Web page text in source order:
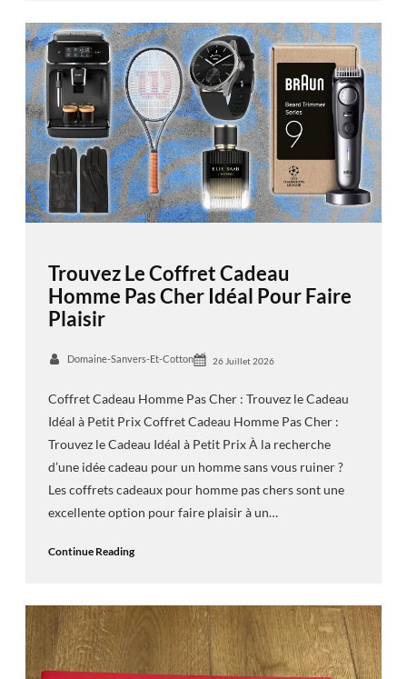
Trouvez Le Coffret Cadeau
Homme Pas Cher Idéal Pour Faire
Plaisir
Domaine-Sanvers-Et-Cotton 26 Juillet 2026
Coffret Cadeau Homme Pas Cher : Trouvez le Cadeau
Idéal à Petit Prix Coffret Cadeau Homme Pas Cher :
Trouvez le Cadeau Idéal à Petit Prix À la recherche
d’une idée cadeau pour un homme sans vous ruiner ?
Les coffrets cadeaux pour homme pas chers sont une
excellente option pour faire plaisir à un…
Continue Reading